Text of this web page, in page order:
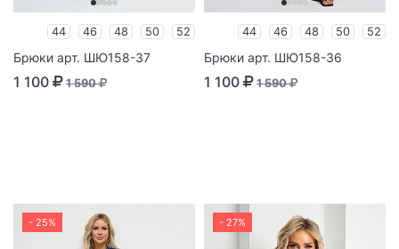
44 46 48 50 52
Брюки арт. ШЮ158-37
1 100 1 590
44 46 48 50 52
Брюки арт. ШЮ158-36
1 100 1 590
- 25% - 27%